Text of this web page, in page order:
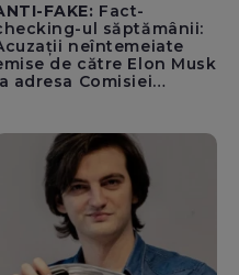
FAKE: Fact-
ul săptămânii:
neîntemeiate
de către Elon Musk
la adresa Comisiei
instaurarea
„cenzurii” pe platforma X